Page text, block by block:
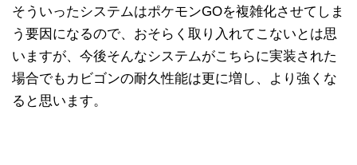
そういったシステムはポケモンGOを複雑化させてしま
う要因になるので、おそらく取り入れてこないとは思
いますが、今後そんなシステムがこちらに実装された
場合でもカビゴンの耐久性能は更に増し、より強くな
ると思います。